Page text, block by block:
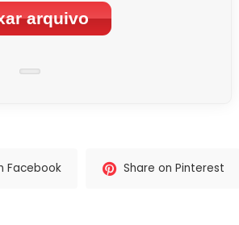
arquivo
Facebook Share on Pinterest